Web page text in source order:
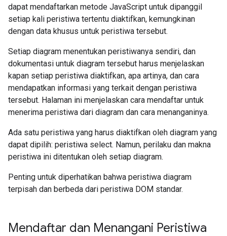
dapat mendaftarkan metode JavaScript untuk dipanggil
setiap kali peristiwa tertentu diaktifkan, kemungkinan
dengan data khusus untuk peristiwa tersebut.
Setiap diagram menentukan peristiwanya sendiri, dan
dokumentasi untuk diagram tersebut harus menjelaskan
kapan setiap peristiwa diaktifkan, apa artinya, dan cara
mendapatkan informasi yang terkait dengan peristiwa
tersebut. Halaman ini menjelaskan cara mendaftar untuk
menerima peristiwa dari diagram dan cara menanganinya.
Ada satu peristiwa yang harus diaktifkan oleh diagram yang
dapat dipilih: peristiwa select. Namun, perilaku dan makna
peristiwa ini ditentukan oleh setiap diagram.
Penting untuk diperhatikan bahwa peristiwa diagram
terpisah dan berbeda dari peristiwa DOM standar.
Mendaftar dan Menangani Peristiwa